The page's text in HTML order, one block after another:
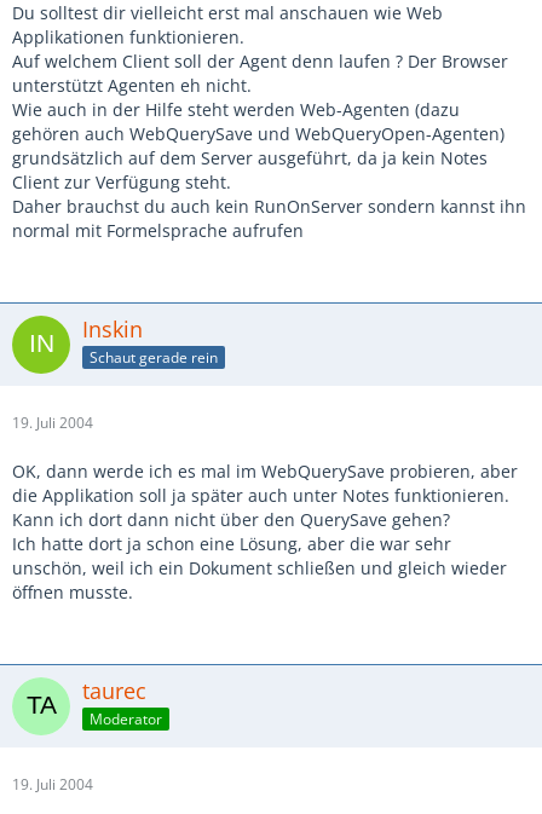
Du solltest dir vielleicht erst mal anschauen wie Web
Applikationen funktionieren.
Auf welchem Client soll der Agent denn laufen ? Der Browser
unterstützt Agenten eh nicht.
Wie auch in der Hilfe steht werden Web-Agenten (dazu
gehören auch WebQuerySave und WebQueryOpen-Agenten)
grundsätzlich auf dem Server ausgeführt, da ja kein Notes
Client zur Verfügung steht.
Daher brauchst du auch kein RunOnServer sondern kannst ihn
normal mit Formelsprache aufrufen
Inskin
Schaut gerade rein
19. Juli 2004
OK, dann werde ich es mal im WebQuerySave probieren, aber
die Applikation soll ja später auch unter Notes funktionieren.
Kann ich dort dann nicht über den QuerySave gehen?
Ich hatte dort ja schon eine Lösung, aber die war sehr
unschön, weil ich ein Dokument schließen und gleich wieder
öffnen musste.
taurec
Moderator
19. Juli 2004